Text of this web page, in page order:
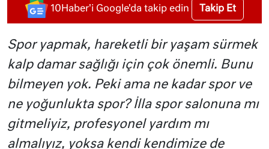
10Haber'i Google'da takip edin Takip Et
Spor yapmak, hareketli bir yaşam sürmek
kalp damar sağlığı için çok önemli. Bunu
bilmeyen yok. Peki ama ne kadar spor ve
ne yoğunlukta spor? İlla spor salonuna mı
gitmeliyiz, profesyonel yardım mı
almalıyız, yoksa kendi kendimize de